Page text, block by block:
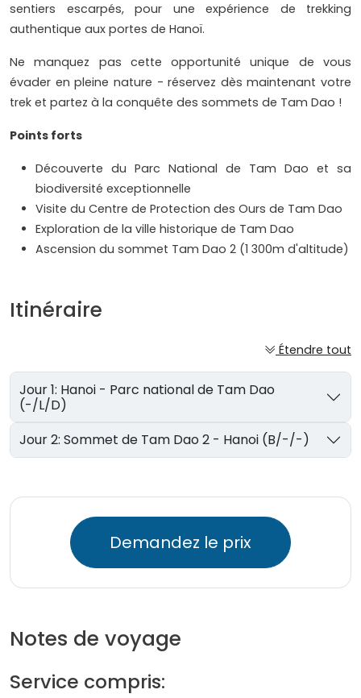
sentiers escarpés, pour une expérience de trekking
authentique aux portes de Hanoï.
Ne manquez pas cette opportunité unique de vous
évader en pleine nature - réservez dès maintenant votre
trek et partez à la conquête des sommets de Tam Dao !
Points forts
Découverte du Parc National de Tam Dao et sa
biodiversité exceptionnelle
Visite du Centre de Protection des Ours de Tam Dao
Exploration de la ville historique de Tam Dao
Ascension du sommet Tam Dao 2 (1 300m d'altitude)
Itinéraire
Étendre tout
Jour 1: Hanoi - Parc national de Tam Dao
(-/L/D)
Jour 2: Sommet de Tam Dao 2 - Hanoi (B/-/-)
Demandez le prix
Notes de voyage
Service compris: